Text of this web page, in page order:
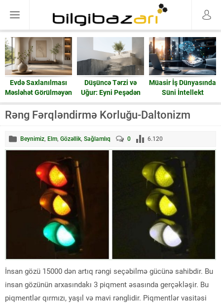
Evdə Saxlanılması
Məsləhət Görülməyən
15 Əşya: Enerji və
Ruzi
Düşüncə Tərzi və
Uğur: Eyni Peşədən
Fərqli Nəticələrə
Gedən Yol
Müasir İş Dünyasında
Süni İntellekt
Rəng Fərqləndirmə Korluğu-Daltonizm
Beynimiz, Elm, Gözəllik, Sağlamlıq 0 6.120
İnsan gözü 15000 dən artıq rəngi seçəbilmə gücünə sahibdir. Bu
insan gözünün arxasındakı 3 piqment əsasında gerçəkləşir. Bu
piqmentlər qırmızı, yaşıl və mavi rənglidir. Piqmentlər vasitəsi